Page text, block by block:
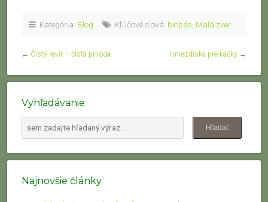
Kategória: Blog Kľúčové slová: biopás Malá zver
← Čistý revír – čistá príroda Hniezdiská pre kačky →
Vyhľadávanie
Najnovšie články